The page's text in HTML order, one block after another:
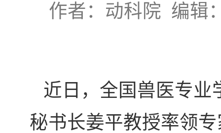
作者：动科院 编辑
近日，全国兽医专业
秘书长姜平教授率领